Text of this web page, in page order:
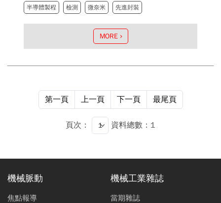
光路系統，可在單一視野內同步取得尺寸與形貌
對應資訊，讓檢測不再需要來回切換，大幅提升
半導體製程 檢測 微奈米 先進封裝
MORE
第一頁 上一頁 下一頁 最尾頁
頁次： 資料總數：1
機械脈動
焦點報導
機械工業雜誌
當期雜誌